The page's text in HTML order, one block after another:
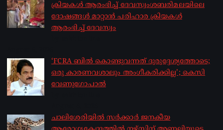
ക്രിയകൾ ആരംഭിച്ച് ദേവസ്വംശബരിമലയിലെ
ദോഷങ്ങൾ മാറ്റാൻ പരിഹാര ക്രിയകൾ
ആരംഭിച്ച് ദേവസ്വം
‘FCRA ബിൽ കൊണ്ടുവന്നത് ദുരുദ്ദേശ്യത്തോടെ;
ഒരു കാരണവശാലും അം​ഗീകരിക്കില്ല’; കെസി
വേണു​ഗോപാൽ
ചാലിശേരിയില്‍ സര്‍ക്കാര്‍ ജനകീയ